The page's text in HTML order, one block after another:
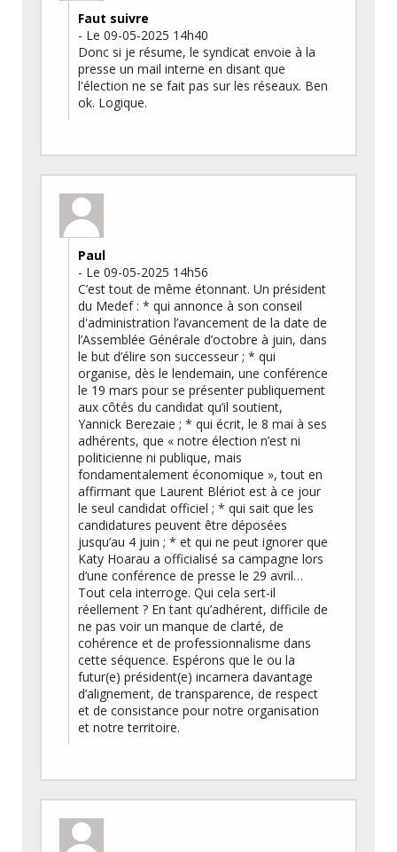
Faut suivre
- Le 09-05-2025 14h40
Donc si je résume, le syndicat envoie à la
presse un mail interne en disant que
l'élection ne se fait pas sur les réseaux. Ben
ok. Logique.
Paul
- Le 09-05-2025 14h56
C’est tout de même étonnant. Un président
du Medef : * qui annonce à son conseil
d'administration l’avancement de la date de
l’Assemblée Générale d’octobre à juin, dans
le but d’élire son successeur ; * qui
organise, dès le lendemain, une conférence
le 19 mars pour se présenter publiquement
aux côtés du candidat qu’il soutient,
Yannick Berezaie ; * qui écrit, le 8 mai à ses
adhérents, que « notre élection n’est ni
politicienne ni publique, mais
fondamentalement économique », tout en
affirmant que Laurent Blériot est à ce jour
le seul candidat officiel ; * qui sait que les
candidatures peuvent être déposées
jusqu’au 4 juin ; * et qui ne peut ignorer que
Katy Hoarau a officialisé sa campagne lors
d’une conférence de presse le 29 avril…
Tout cela interroge. Qui cela sert-il
réellement ? En tant qu’adhérent, difficile de
ne pas voir un manque de clarté, de
cohérence et de professionnalisme dans
cette séquence. Espérons que le ou la
futur(e) président(e) incarnera davantage
d’alignement, de transparence, de respect
et de consistance pour notre organisation
et notre territoire.